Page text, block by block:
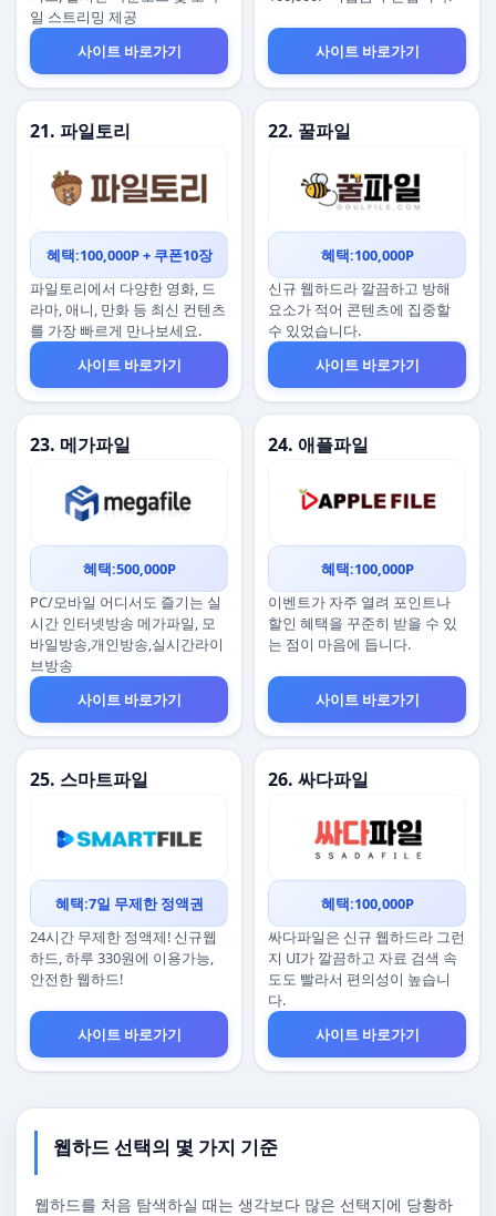
일 스트리밍 제공
사이트 바로가기
사이트 바로가기
21. 파일토리
혜택:100,000P + 쿠폰10장
파일토리에서 다양한 영화, 드
라마, 애니, 만화 등 최신 컨텐츠
를 가장 빠르게 만나보세요.
사이트 바로가기
22. 꿀파일
혜택:100,000P
신규 웹하드라 깔끔하고 방해
요소가 적어 콘텐츠에 집중할
수 있었습니다.
사이트 바로가기
23. 메가파일
혜택:500,000P
PC/모바일 어디서도 즐기는 실
시간 인터넷방송 메가파일, 모
바일방송,개인방송,실시간라이
브방송
사이트 바로가기
24. 애플파일
혜택:100,000P
이벤트가 자주 열려 포인트나
할인 혜택을 꾸준히 받을 수 있
는 점이 마음에 듭니다.
사이트 바로가기
25. 스마트파일
혜택:7일 무제한 정액권
24시간 무제한 정액제! 신규웹
하드, 하루 330원에 이용가능,
안전한 웹하드!
사이트 바로가기
26. 싸다파일
혜택:100,000P
싸다파일은 신규 웹하드라 그런
지 UI가 깔끔하고 자료 검색 속
도도 빨라서 편의성이 높습니
다.
사이트 바로가기
웹하드 선택의 몇 가지 기준
웹하드를 처음 탐색하실 때는 생각보다 많은 선택지에 당황하